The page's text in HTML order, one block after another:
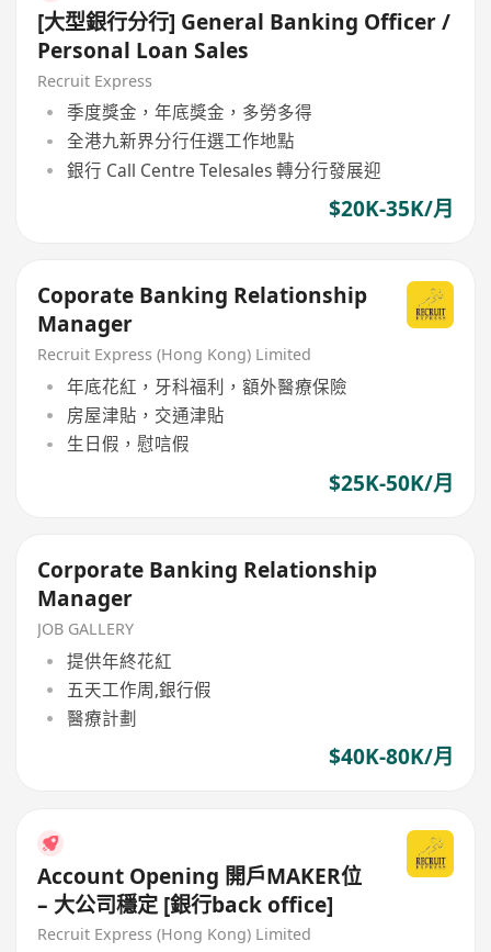
[大型銀行分行] General Banking Officer /
Personal Loan Sales
Recruit Express
季度獎金，年底獎金，多勞多得
全港九新界分行任選工作地點
銀行 Call Centre Telesales 轉分行發展迎
$20K-35K/月
Coporate Banking Relationship
Manager
Recruit Express (Hong Kong) Limited
年底花紅，牙科福利，額外醫療保險
房屋津貼，交通津貼
生日假，慰唁假
$25K-50K/月
Corporate Banking Relationship
Manager
JOB GALLERY
提供年終花紅
五天工作周,銀行假
醫療計劃
$40K-80K/月
Account Opening 開戶MAKER位
– 大公司穩定 [銀行back office]
Recruit Express (Hong Kong) Limited